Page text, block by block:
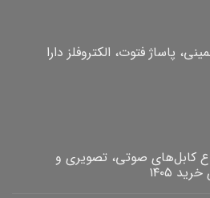
پاساژ فتوت، الکتروفلز دارا
کابل‌های صوتی، تصویری و
۱۴۰۵